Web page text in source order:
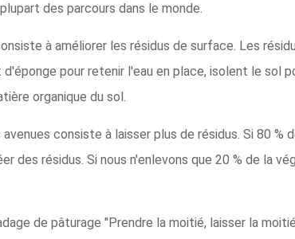
des parcours dans le monde.
à améliorer les résidus de surface. Les
pour retenir l'eau en place, isolent le sol
organique du sol.
consiste à laisser plus de résidus. Si 80 %
des résidus. Si nous n'enlevons que 20 % de la
de pâturage "Prendre la moitié, laisser la